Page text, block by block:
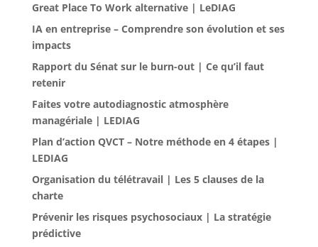
Great Place To Work alternative | LeDIAG
IA en entreprise – Comprendre son évolution et ses
impacts
Rapport du Sénat sur le burn-out | Ce qu’il faut
retenir
Faites votre autodiagnostic atmosphère
managériale | LEDIAG
Plan d’action QVCT – Notre méthode en 4 étapes |
LEDIAG
Organisation du télétravail | Les 5 clauses de la
charte
Prévenir les risques psychosociaux | La stratégie
prédictive